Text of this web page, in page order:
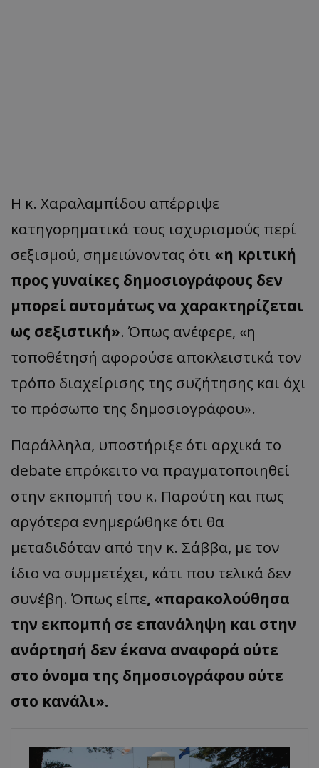
Η κ. Χαραλαμπίδου απέρριψε
κατηγορηματικά τους ισχυρισμούς περί
σεξισμού, σημειώνοντας ότι «η κριτική
προς γυναίκες δημοσιογράφους δεν
μπορεί αυτομάτως να χαρακτηρίζεται
ως σεξιστική». Όπως ανέφερε, «η
τοποθέτησή αφορούσε αποκλειστικά τον
τρόπο διαχείρισης της συζήτησης και όχι
το πρόσωπο της δημοσιογράφου».
Παράλληλα, υποστήριξε ότι αρχικά το
debate επρόκειτο να πραγματοποιηθεί
στην εκπομπή του κ. Παρούτη και πως
αργότερα ενημερώθηκε ότι θα
μεταδιδόταν από την κ. Σάββα, με τον
ίδιο να συμμετέχει, κάτι που τελικά δεν
συνέβη. Όπως είπε, «παρακολούθησα
την εκπομπή σε επανάληψη και στην
ανάρτησή δεν έκανα αναφορά ούτε
στο όνομα της δημοσιογράφου ούτε
στο κανάλι».